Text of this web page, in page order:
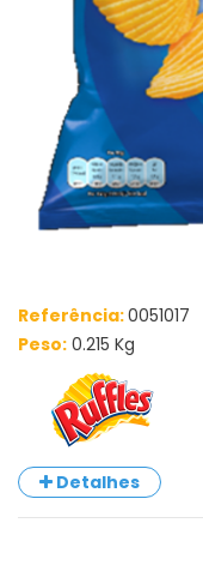
Referência:0051017
Peso: 0.215 Kg
Detalhes